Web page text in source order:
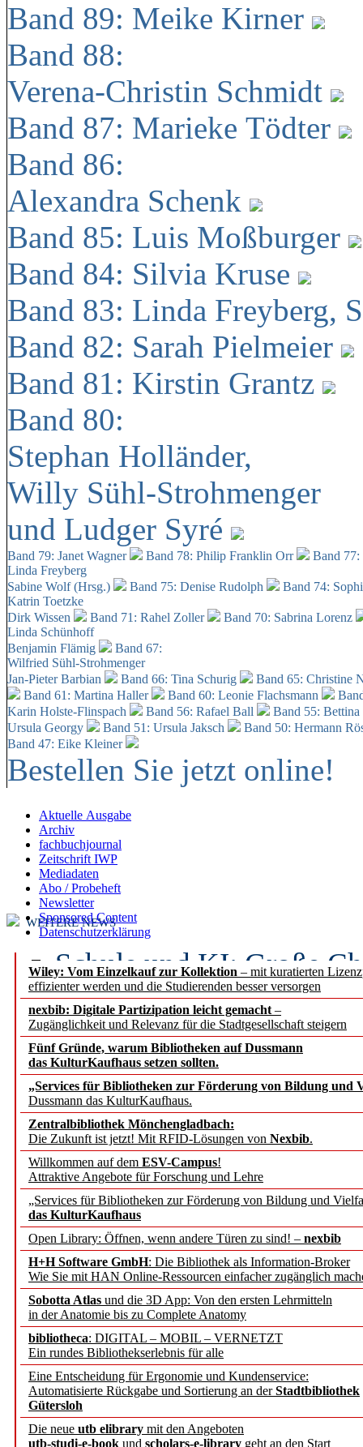
Band 89: Meike Kirner
Band 88:
Verena-Christin Schmidt
Band 87: Marieke Tödter
Band 86:
Alexandra Schenk
Band 85: Luis Moßburger
Band 84: Silvia Kruse
Band 83: Linda Freyberg,
Band 82: Sarah Pielmeier
Band 81: Kirstin Grantz
Band 80:
Stephan Holländer,
Willy Sühl-Strohmenger
und Ludger Syré
Band 79: Janet Wagner Band 78: Philip Franklin Orr
Band
Linda Freyberg
Sabine Wolf (Hrsg.)
Band 75: Denise Rudolph
Band 74:
Katrin Toetzke
Dirk Wissen
Band 71: Rahel Zoller
Band 70: Sabrina Lorenz
Linda Schünhoff
Benjamin Flämig
Band 67:
Wilfried Sühl-Strohmenger
Jan-Pieter Barbian
Band 66: Tina Schurig
Band 65: Christine
Band 61: Martina Haller
Band 60: Leonie Flachsmann
Karin Holste-Flinspach
Band 56: Rafael Ball
Band 55:
Ursula Georgy
Band 51: Ursula Jaksch Band 50: Hermann
Band 47: Eike Kleiner
Bestellen Sie jetzt online!
Aktuelle Ausgabe
Archiv
fachbuchjournal
Zeitschrift IWP
Mediadaten
Abo / Probeheft
Newsletter
Sponsored Content
Datenschutzerklärung
Wiley: Vom Einzelkauf zur Kollektion – mit kuratierten
effizienter werden und die Studierenden besser versorgen
nexbib: Digitale Partizipation leicht gemacht –
Zugänglichkeit und Relevanz für die Stadtgesellschaft steigern
Fünf Gründe, warum Bibliotheken auf Dussmann
das KulturKaufhaus setzen sollten.
„Services für Bibliotheken zur Förderung von Bildung und
Dussmann das KulturKaufhaus.
Zentralbibliothek Mönchengladbach:
Die Zukunft ist jetzt! Mit RFID-Lösungen von Nexbib.
Willkommen auf dem ESV-Campus!
Attraktive Angebote für Forschung und Lehre
„Services für Bibliotheken zur Förderung von Bildung und
das KulturKaufhaus
Open Library: Öffnen, wenn andere Türen zu sind! – nexbib
H+H Software GmbH: Die Bibliothek als Information-Broker
Wie Sie mit HAN Online-Ressourcen einfacher zugänglich
Sobotta Atlas und die 3D App: Von den ersten Lehrmitteln
in der Anatomie bis zu Complete Anatomy
bibliotheca: DIGITAL – MOBIL – VERNETZT
Ein rundes Bibliothekserlebnis für alle
Eine Entscheidung für Ergonomie und Kundenservice:
Automatisierte Rückgabe und Sortierung an derStadtbibliothek
Gütersloh
Die neue utb elibrary mit den Angeboten
utb-studi-e-book und scholars-e-library geht an den Start
WEITERE NEWS
Schule und KI: Große
Voraussetzungen
Erfolgreiches erstes
Segment Research –
angepasst
konstruktiv!
Mohr Siebeck
und die Zeitschrift für
Francke Attempto
EBSCO Information
Recherchefunktionen in
Sorbisches Institut neu
Geschichte und